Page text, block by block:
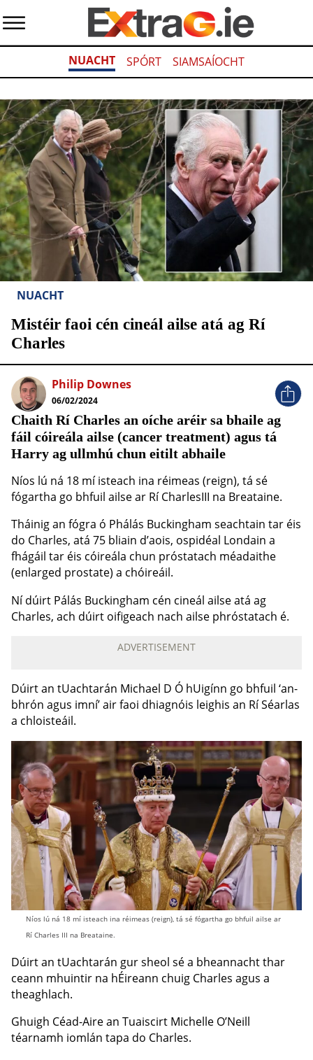
NUACHT SPÓRT SIAMSAÍOCHT
NUACHT
Mistéir faoi cén cineál ailse atá ag Rí
Charles
Philip Downes
06/02/2024
Chaith Rí Charles an oíche aréir sa bhaile ag
fáil cóireála ailse (cancer treatment) agus tá
Harry ag ullmhú chun eitilt abhaile
Níos lú ná 18 mí isteach ina réimeas (reign), tá sé
fógartha go bhfuil ailse ar Rí CharlesIII na Breataine.
Tháinig an fógra ó Phálás Buckingham seachtain tar éis
do Charles, atá 75 bliain d’aois, ospidéal Londain a
fhágáil tar éis cóireála chun próstatach méadaithe
(enlarged prostate) a chóireáil.
Ní dúirt Pálás Buckingham cén cineál ailse atá ag
Charles, ach dúirt oifigeach nach ailse phróstatach é.
ADVERTISEMENT
Dúirt an tUachtarán Michael D Ó hUigínn go bhfuil ‘an-
bhrón agus imní’ air faoi dhiagnóis leighis an Rí Séarlas
a chloisteáil.
Níos lú ná 18 mí isteach ina réimeas (reign), tá sé fógartha go bhfuil ailse ar
Rí Charles III na Breataine.
Dúirt an tUachtarán gur sheol sé a bheannacht thar
ceann mhuintir na hÉireann chuig Charles agus a
theaghlach.
Ghuigh Céad-Aire an Tuaiscirt Michelle O’Neill
téarnamh iomlán tapa do Charles.